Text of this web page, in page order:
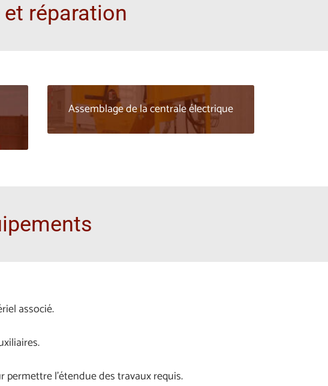
réparation
Assemblage de la centrale électrique
Conception et assemblage de systèmes
d’alimentation électrique à haute tension
associé.
permettre l’étendue des travaux requis.